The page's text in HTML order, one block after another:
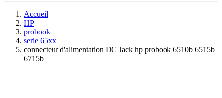
Accueil
HP
probook
serie 65xx
connecteur d'alimentation DC Jack hp probook 6510b 6515b
6715b